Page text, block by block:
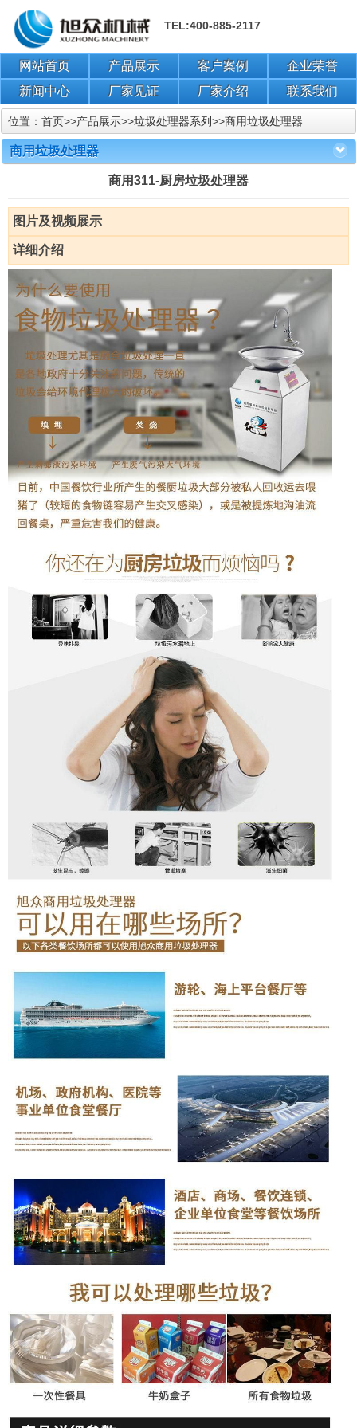
TEL:400-885-2117
网站首页 产品展示 客户案例
企业荣誉
新闻中心
厂家见证 厂家介绍 联系我们
位置： 首页>>产品展示>>垃圾处理器系列>>商用垃圾处理器
商用垃圾处理器
商用311-厨房垃圾处理器
图片及视频展示
详细介绍